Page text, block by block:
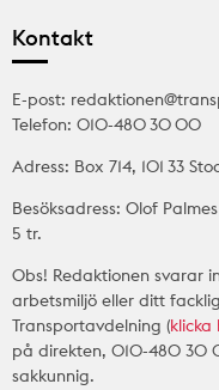
Kontakt
E-post:
Telefon: 010-480 30 00
Adress: Box 714, 101 33
Besöksadress: Olof
5 tr.
Obs! Redaktionen svarar
arbetsmiljö eller ditt
Transportavdelning (
på direkten, 010-480 30
sakkunnig.